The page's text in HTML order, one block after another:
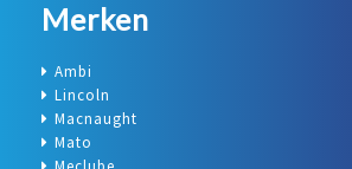
Merken
Ambi
Lincoln
Macnaught
Mato